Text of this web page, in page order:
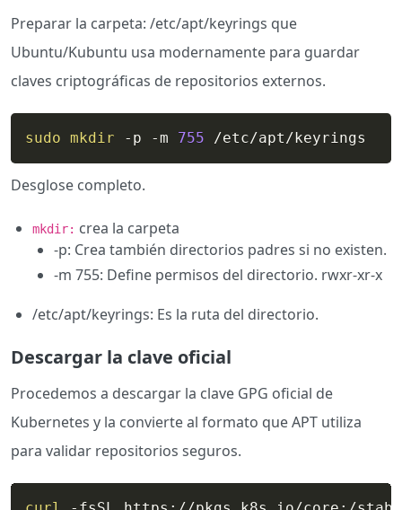
Preparar la carpeta: /etc/apt/keyrings que
Ubuntu/Kubuntu usa modernamente para guardar
claves criptográficas de repositorios externos.
sudo mkdir -p -m 755 /etc/apt/keyrings
Desglose completo.
mkdir: crea la carpeta
-p: Crea también directorios padres si no existen.
-m 755: Define permisos del directorio. rwxr-xr-x
/etc/apt/keyrings: Es la ruta del directorio.
Descargar la clave oficial
Procedemos a descargar la clave GPG oficial de
Kubernetes y la convierte al formato que APT utiliza
para validar repositorios seguros.